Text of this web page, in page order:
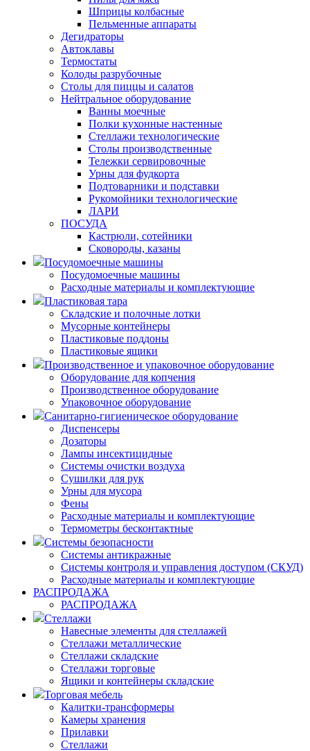
Шприцы колбасные
Пельменные аппараты
Дегидраторы
Автоклавы
Термостаты
Колоды разрубочные
Столы для пиццы и салатов
Нейтральное оборудование
Ванны моечные
Полки кухонные настенные
Стеллажи технологические
Столы производственные
Тележки сервировочные
Урны для фудкорта
Подтоварники и подставки
Рукомойники технологические
ЛАРИ
ПОСУДА
Кастрюли, сотейники
Сковороды, казаны
Посудомоечные машины
Посудомоечные машины
Расходные материалы и комплектующие
Пластиковая тара
Складские и полочные лотки
Мусорные контейнеры
Пластиковые поддоны
Пластиковые ящики
Производственное и упаковочное оборудование
Оборудование для копчения
Производственное оборудование
Упаковочное оборудование
Санитарно-гигиеническое оборудование
Диспенсеры
Дозаторы
Лампы инсектицидные
Системы очистки воздуха
Сушилки для рук
Урны для мусора
Фены
Расходные материалы и комплектующие
Термометры бесконтактные
Системы безопасности
Системы антикражные
Системы контроля и управления доступом (СКУД)
Расходные материалы и комплектующие
РАСПРОДАЖА
РАСПРОДАЖА
Стеллажи
Навесные элементы для стеллажей
Стеллажи металлические
Стеллажи складские
Стеллажи торговые
Ящики и контейнеры складские
Торговая мебель
Калитки-трансформеры
Камеры хранения
Прилавки
Стеллажи